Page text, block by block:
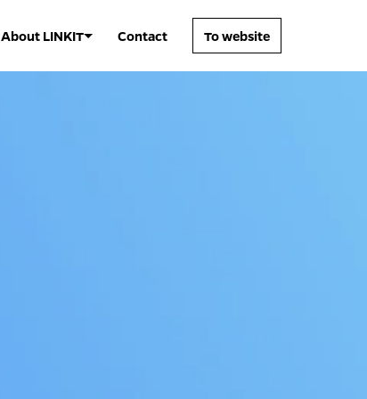
About LINKIT Contact To website